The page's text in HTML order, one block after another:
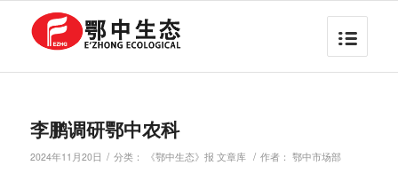
李鹏调研鄂中农科
2024年11月20日 / 分类： 《鄂中生态》报 文章库 / 作者： 鄂中市场部